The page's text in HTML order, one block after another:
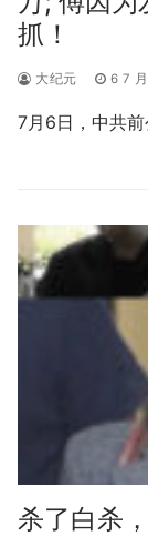
抓！
大纪元 6 7
7月6日，中共
杀了白杀